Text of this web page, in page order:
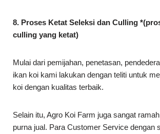
8. Proses Ketat Seleksi dan Culling
culling yang ketat)
Mulai dari pemijahan, penetasan,
ikan koi kami lakukan dengan teliti untuk
koi dengan kualitas terbaik.
Selain itu, Agro Koi Farm juga sangat
purna jual. Para Customer Service dengan